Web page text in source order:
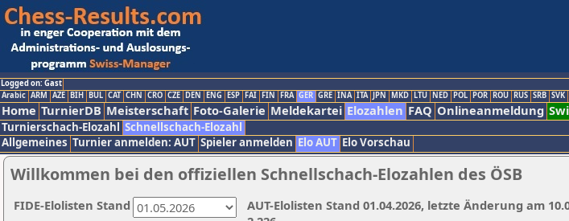
Logged on: Gast
Arabic ARM AZE BIH BUL CAT CHN CRO CZE DEN ENG ESP FAI FIN FRA GER GRE INA ITA JPN MKD LTU NED POL POR ROU RUS SRB SVK
Home TurnierDB Meisterschaft Foto-Galerie Meldekartei Elozahlen FAQ Onlineanmeldung
Turnierschach-Elozahl Schnellschach-Elozahl
Allgemeines Turnier anmelden: AUT Spieler anmelden Elo AUT Elo Vorschau
Willkommen bei den offiziellen Schnellschach-Elozahlen des ÖSB
AUT-Elolisten Stand 01.04.2026, letzte Änderung am
FIDE-Elolisten Stand